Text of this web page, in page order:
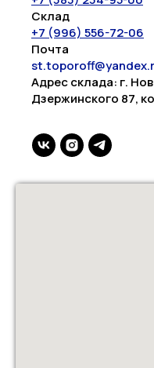
Склад
+7 (996) 556-72-06
Почта
Адрес склада: г.
Дзержинского 87,